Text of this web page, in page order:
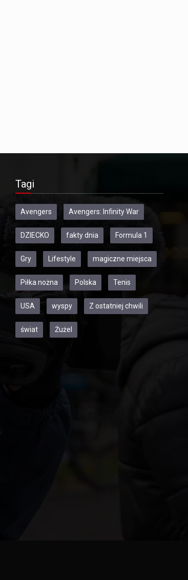
Tagi
Avengers Avengers: Infinity War
DZIECKO fakty dnia Formula 1
Gry Lifestyle magiczne miejsca
Piłka nożna Polska Tenis
USA wyspy Z ostatniej chwili
świat Żużel